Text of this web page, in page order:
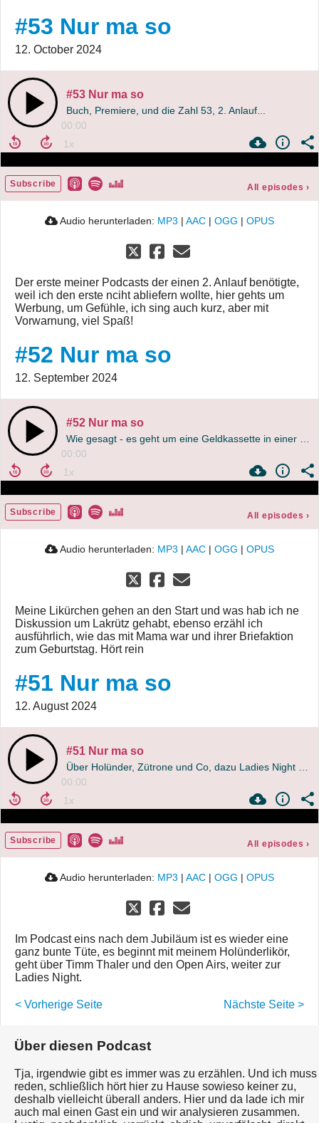
#53 Nur ma so
12. October 2024
#53 Nur ma so
Buch, Premiere, und die Zahl 53, 2. Anlauf...
00:00
Subscribe All episodes ›
Audio herunterladen: MP3 | AAC | OGG | OPUS
Der erste meiner Podcasts der einen 2. Anlauf benötigte,
weil ich den erste nciht abliefern wollte, hier gehts um
Werbung, um Gefühle, ich sing auch kurz, aber mit
Vorwarnung, viel Spaß!
#52 Nur ma so
12. September 2024
#52 Nur ma so
00:00
Subscribe All episodes ›
Audio herunterladen: MP3 | AAC | OGG | OPUS
Meine Likürchen gehen an den Start und was hab ich ne
Diskussion um Lakrütz gehabt, ebenso erzähl ich
ausführlich, wie das mit Mama war und ihrer Briefaktion
zum Geburtstag. Hört rein
#51 Nur ma so
12. August 2024
#51 Nur ma so
00:00
Subscribe All episodes ›
Audio herunterladen: MP3 | AAC | OGG | OPUS
Im Podcast eins nach dem Jubiläum ist es wieder eine
ganz bunte Tüte, es beginnt mit meinem Holünderlikör,
geht über Timm Thaler und den Open Airs, weiter zur
Ladies Night.
< Vorherige Seite Nächste Seite >
Über diesen Podcast
Tja, irgendwie gibt es immer was zu erzählen. Und ich muss
reden, schließlich hört hier zu Hause sowieso keiner zu,
deshalb vielleicht überall anders. Hier und da lade ich mir
auch mal einen Gast ein und wir analysieren zusammen.